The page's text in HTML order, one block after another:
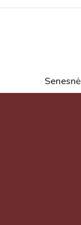
Senesnė